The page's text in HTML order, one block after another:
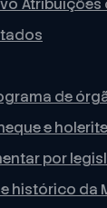
de
e
por
histórico da